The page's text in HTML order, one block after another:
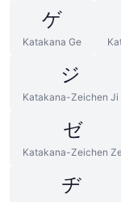
ゲ
Katakana Ge
ジ
Katakana-Zeichen Ji
ゼ
Katakana-Zeichen
ヂ